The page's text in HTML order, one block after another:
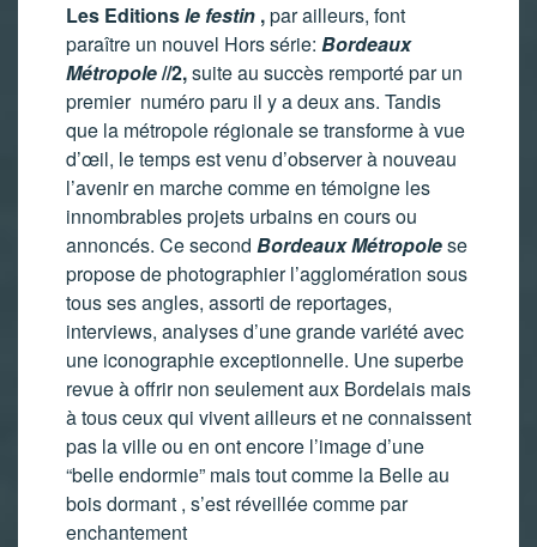
Les Editionsle festin ,par ailleurs, font
paraître un nouvel Hors série: Bordeaux
Métropole//2,suite au succès remporté par un
premier numéro paru il y a deux ans. Tandis
que la métropole régionale se transforme à vue
d’œil, le temps est venu d’observer à nouveau
l’avenir en marche comme en témoigne les
innombrables projets urbains en cours ou
annoncés. Ce second Bordeaux Métropolese
propose de photographier l’agglomération sous
tous ses angles, assorti de reportages,
interviews, analyses d’une grande variété avec
une iconographie exceptionnelle. Une superbe
revue à offrir non seulement aux Bordelais mais
à tous ceux qui vivent ailleurs et ne connaissent
pas la ville ou en ont encore l’image d’une
“belle endormie” mais tout comme la Belle au
bois dormant , s’est réveillée comme par
enchantement